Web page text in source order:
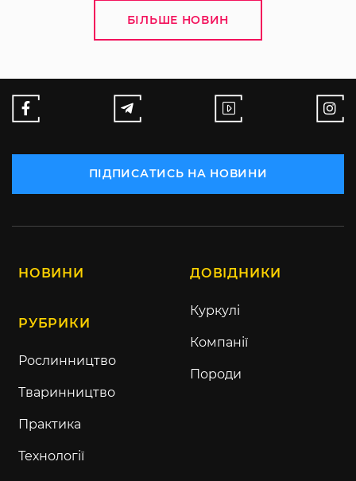
БІЛЬШЕ НОВИН
ПІДПИСАТИСЬ НА НОВИНИ
НОВИНИ
РУБРИКИ
Рослинництво
Тваринництво
Практика
Технології
ДОВІДНИКИ
Куркулі
Компанії
Породи